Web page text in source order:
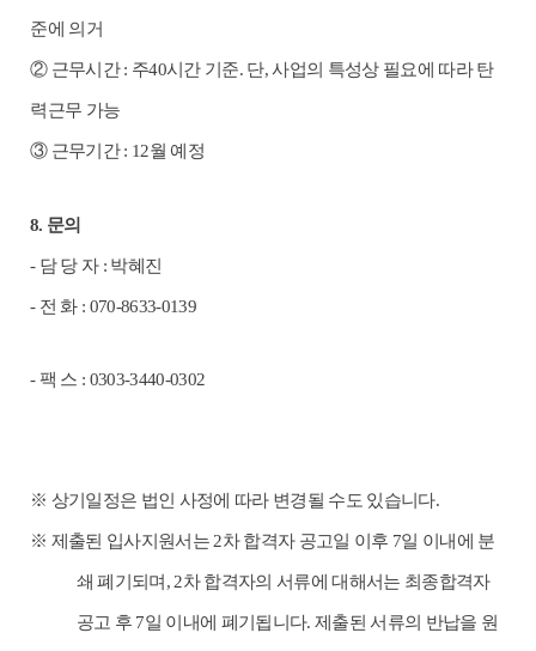
준에 의거
② 근무시간: 주40시간 기준. 단,사업의 특성상 필요에 따라 탄
력근무 가능
③ 근무기간: 12월 예정
8. 문의
- 담 당 자 : 박혜진
- 전 화 : 070-8633-0139
-팩 스 : 0303-3440-0302
※ 상기일정은 법인 사정에 따라 변경될 수도 있습니다.
※ 제출된 입사지원서는 2차 합격자 공고일 이후 7일 이내에 분
쇄 폐기되며 , 2차 합격자의 서류에 대해서는 최종합격자
공고 후 7일 이내에 폐기됩니다.제출된 서류의 반납을 원